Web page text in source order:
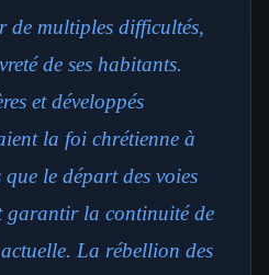
de multiples difficultés,
de ses habitants.
et développés
la foi chrétienne à
le départ des voies
garantir la continuité de
La rébellion des